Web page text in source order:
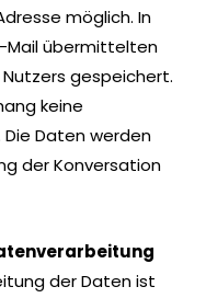
möglich. In
Mail übermittelten
gespeichert.
keine
Daten werden
der Konversation
der Daten ist